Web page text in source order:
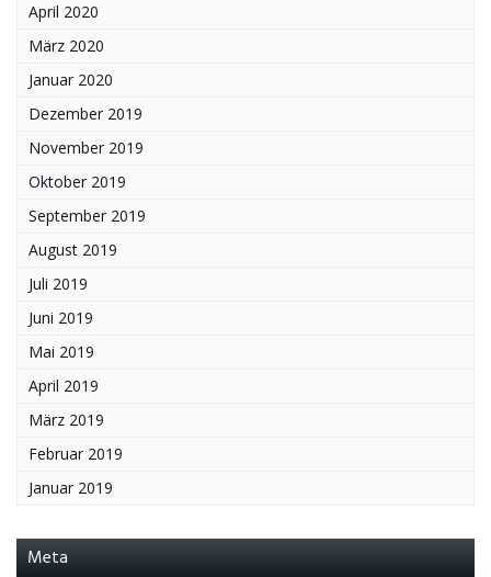
April 2020
März 2020
Januar 2020
Dezember 2019
November 2019
Oktober 2019
September 2019
August 2019
Juli 2019
Juni 2019
Mai 2019
April 2019
März 2019
Februar 2019
Januar 2019
Meta